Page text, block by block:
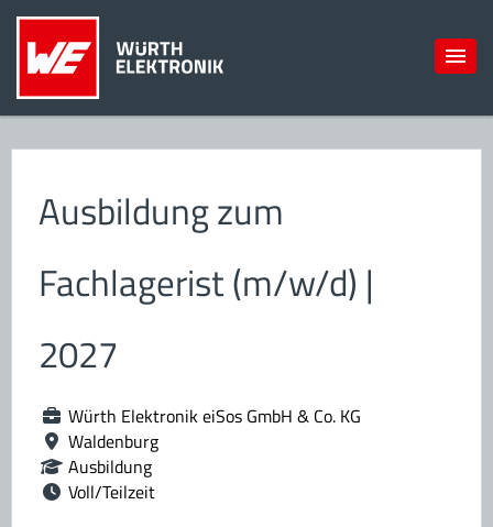
Ausbildung zum
Fachlagerist (m/w/d) |
2027
Würth Elektronik eiSos GmbH & Co. KG
Waldenburg
Ausbildung
Voll/Teilzeit